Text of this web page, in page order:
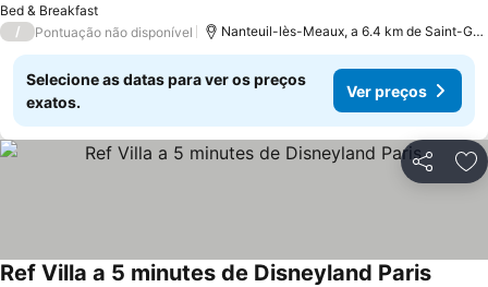
Bed & Breakfast
/ Pontuação não disponível Nanteuil-lès-Meaux, a 6.4 km de Saint-Germain-sur-Morin
Selecione as datas para ver os preços
exatos.
Ver preços
Partilhar
Ref Villa a 5 minutes de Disneyland Paris